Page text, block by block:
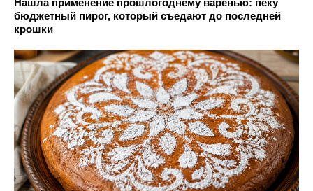
Нашла применение прошлогоднему варенью: пеку
бюджетный пирог, который съедают до последней
крошки